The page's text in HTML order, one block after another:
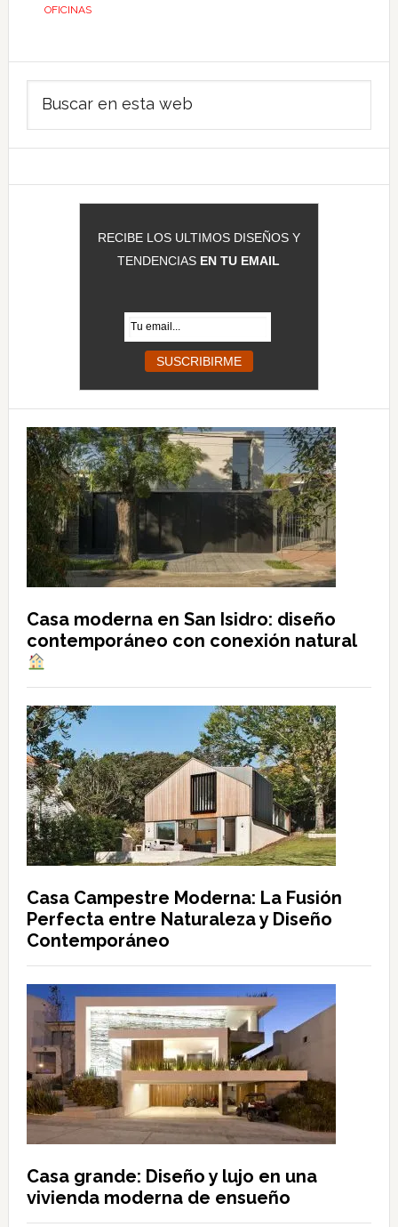
OFICINAS
Barra
lateral
principal
RECIBE LOS ULTIMOS DISEÑOS Y
TENDENCIAS EN TU EMAIL
Casa moderna en San Isidro: diseño
contemporáneo con conexión natural
Casa Campestre Moderna: La Fusión
Perfecta entre Naturaleza y Diseño
Contemporáneo
Casa grande: Diseño y lujo en una
vivienda moderna de ensueño